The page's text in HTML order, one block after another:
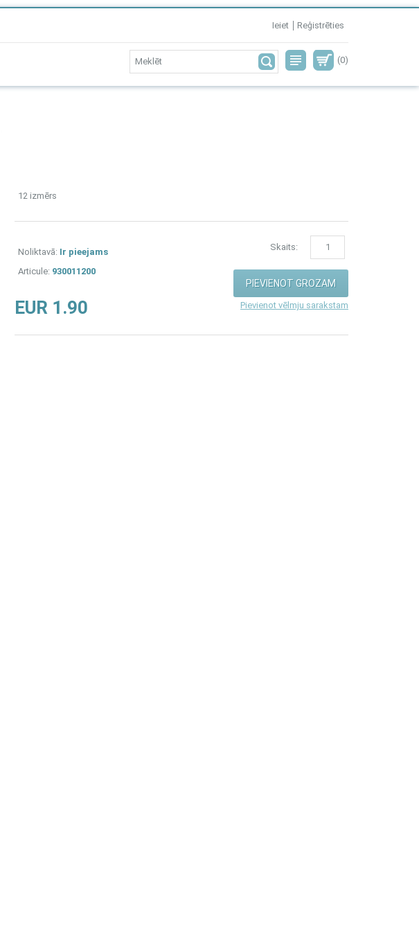
Ieiet Reģistrēties
(0)
12 izmērs
Noliktavā: Ir pieejams
Articule: 930011200
EUR 1.90
Skaits:
Pievienot vēlmju sarakstam